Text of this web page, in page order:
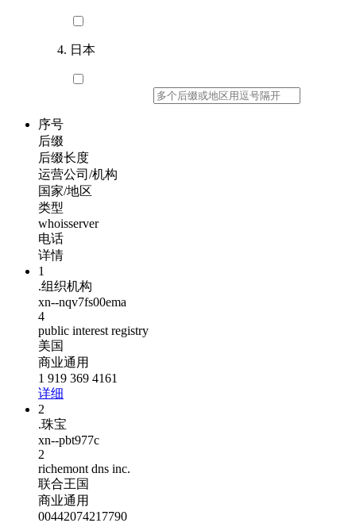
日本
序号
后缀
后缀长度
运营公司/机构
国家/地区
类型
whoisserver
电话
详情
1
.组织机构
xn--nqv7fs00ema
4
public interest registry
美国
商业通用
1 919 369 4161
详细
2
.珠宝
xn--pbt977c
2
richemont dns inc.
联合王国
商业通用
00442074217790